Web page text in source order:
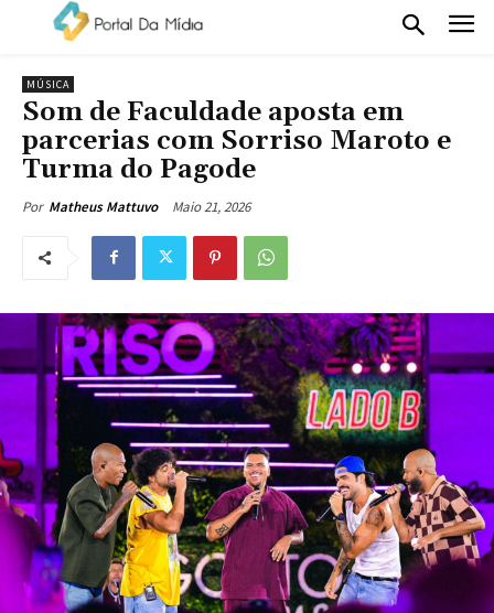
MÚSICA
Som de Faculdade aposta em
parcerias com Sorriso Maroto e
Turma do Pagode
Por Matheus Mattuvo Maio 21, 2026